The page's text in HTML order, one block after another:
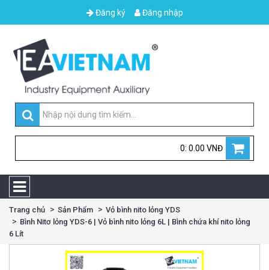
Đăng ký Đăng nhập
0: 0.00 VNĐ
Trang chủ Sản Phẩm
Vỏ bình nito lỏng YDS
Bình Nitơ lỏng YDS-6 | Vỏ bình nito lỏng 6L | Bình chứa khí nito lỏng
6 Lít